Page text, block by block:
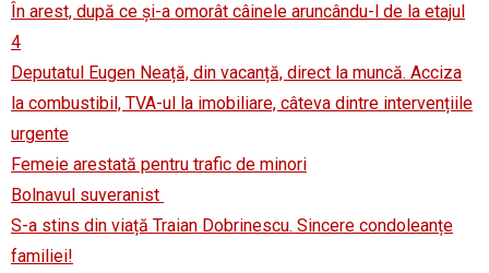
În arest, după ce și-a omorât câinele aruncându-l de la etajul
4
Deputatul Eugen Neață, din vacanță, direct la muncă. Acciza
la combustibil, TVA-ul la imobiliare, câteva dintre intervențiile
urgente
Femeie arestată pentru trafic de minori
Bolnavul suveranist
S-a stins din viață Traian Dobrinescu. Sincere condoleanțe
familiei!